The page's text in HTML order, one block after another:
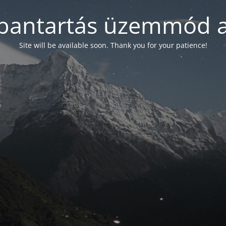
üzemmód
Site will be available soon. Thank you for your patience!